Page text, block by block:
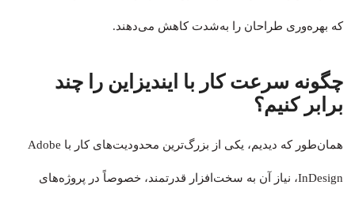
که بهره‌وری طراحان را به‌شدت کاهش می‌دهند.
چگونه سرعت کار با ایندیزاین را چند
برابر کنیم؟
همان‌طور که دیدیم، یکی از بزرگ‌ترین محدودیت‌های کار با Adobe
InDesign، نیاز آن به سخت‌افزار قدرتمند، خصوصاً در پروژه‌های